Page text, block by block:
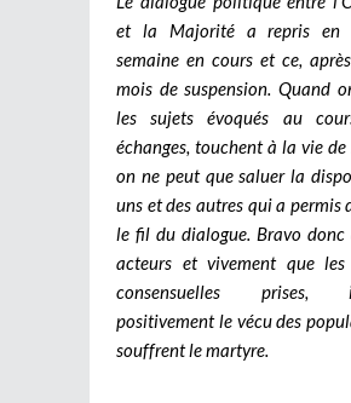
et la Majorité a repris en
semaine en cours et ce,
mois de suspension. Quand
les sujets évoqués au
échanges, touchent à la vie
on ne peut que saluer la
uns et des autres qui a permis
le fil du dialogue. Bravo donc
acteurs et vivement que les
consensuelles prises,
positivement le vécu des
souffrent le martyre.